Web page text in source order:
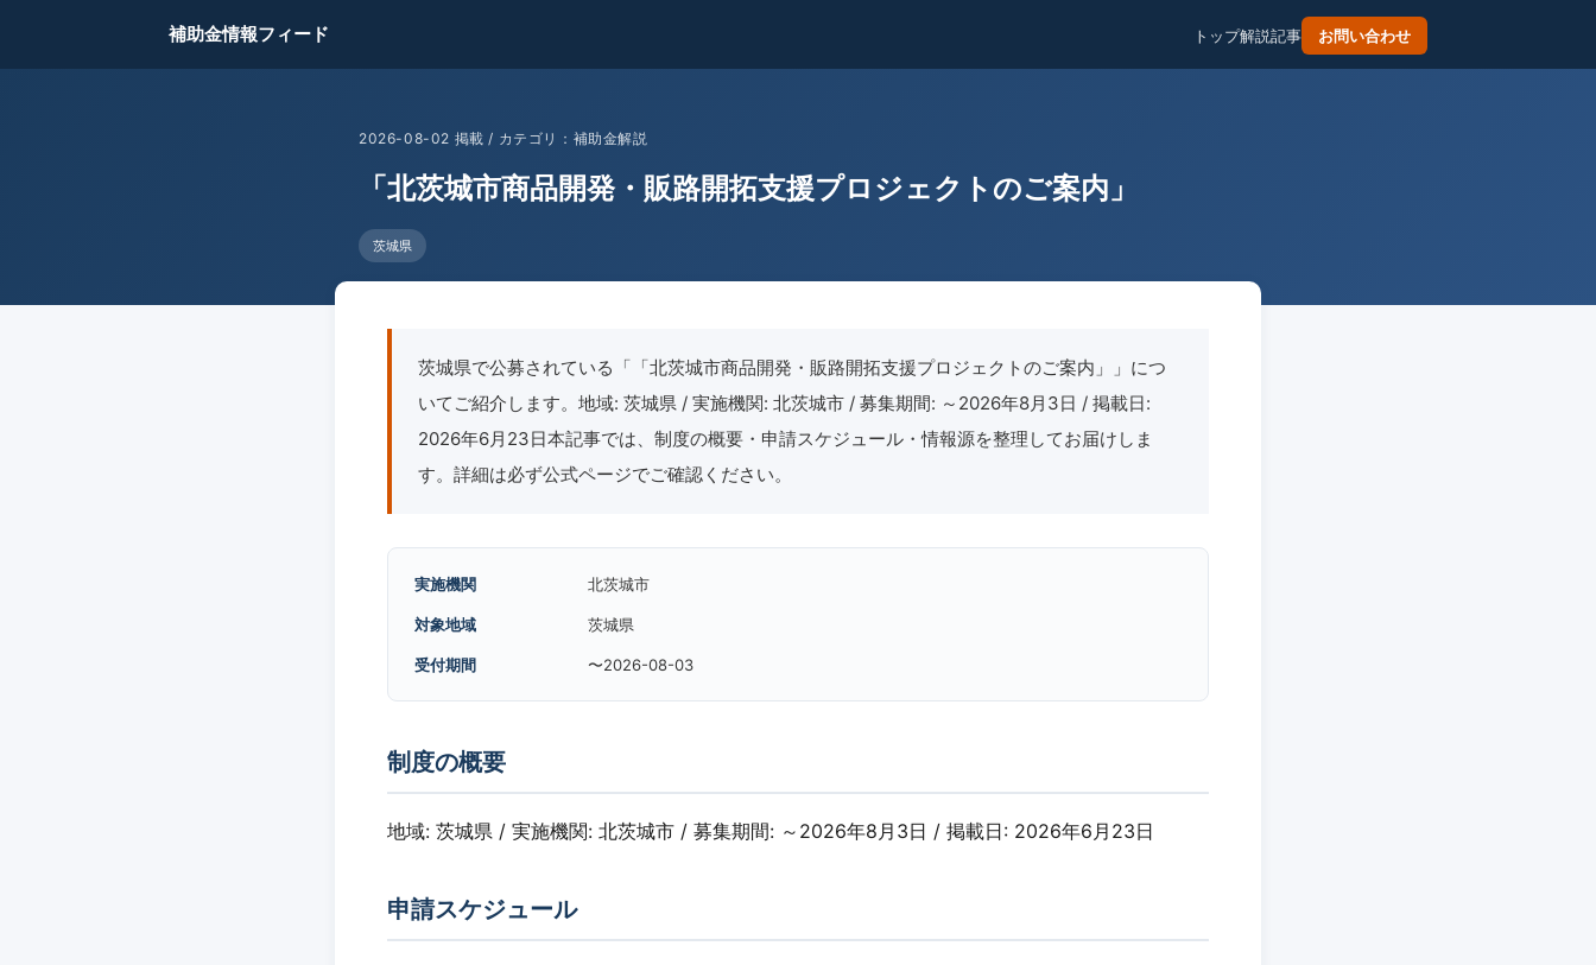
補助金情報フィード トップ解説記事 お問い合わせ
2026-08-02 掲載 / カテゴリ：補助金解説
「北茨城市商品開発・販路開拓支援プロジェクトのご案内」
茨城県
茨城県で公募されている「「北茨城市商品開発・販路開拓支援プロジェクトのご案内」」につ
いてご紹介します。地域: 茨城県 / 実施機関: 北茨城市 / 募集期間: ～2026年8月3日 / 掲載日:
2026年6月23日本記事では、制度の概要・申請スケジュール・情報源を整理してお届けしま
す。詳細は必ず公式ページでご確認ください。
実施機関 北茨城市
対象地域 茨城県
受付期間 〜2026-08-03
制度の概要
地域: 茨城県 / 実施機関: 北茨城市 / 募集期間: ～2026年8月3日 / 掲載日: 2026年6月23日
申請スケジュール